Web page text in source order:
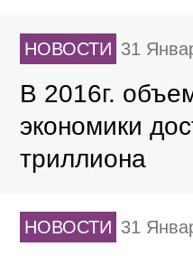
НОВОСТИ 31
В 2016г.
экономики
триллиона
НОВОСТИ 31